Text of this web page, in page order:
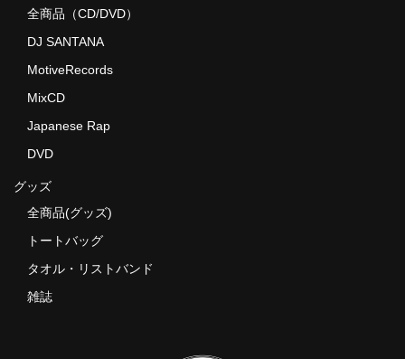
全商品（CD/DVD）
DJ SANTANA
MotiveRecords
MixCD
Japanese Rap
DVD
グッズ
全商品(グッズ)
トートバッグ
タオル・リストバンド
雑誌